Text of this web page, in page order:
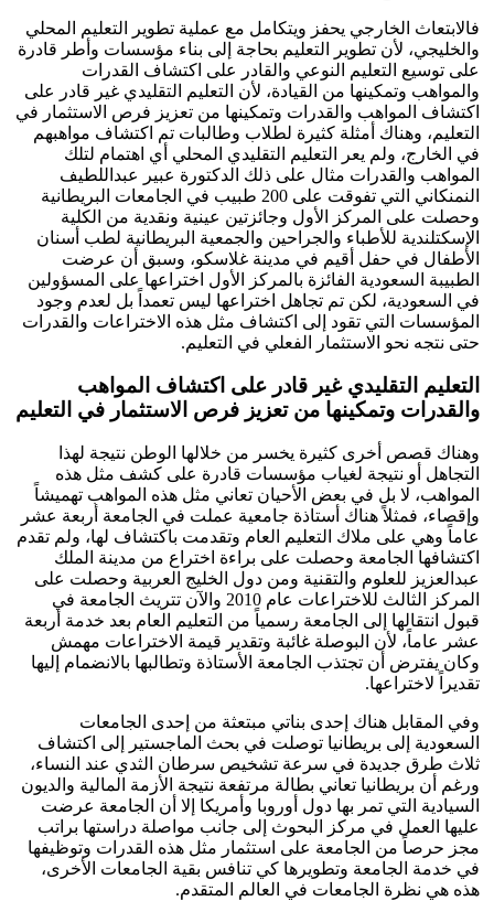
فالابتعاث الخارجي يحفز ويتكامل مع عملية تطوير التعليم المحلي
والخليجي، لأن تطوير التعليم بحاجة إلى بناء مؤسسات وأطر قادرة
على توسيع التعليم النوعي والقادر على اكتشاف القدرات
والمواهب وتمكينها من القيادة، لأن التعليم التقليدي غير قادر على
اكتشاف المواهب والقدرات وتمكينها من تعزيز فرص الاستثمار في
التعليم، وهناك أمثلة كثيرة لطلاب وطالبات تم اكتشاف مواهبهم
في الخارج، ولم يعر التعليم التقليدي المحلي أي اهتمام لتلك
المواهب والقدرات مثال على ذلك الدكتورة عبير عبداللطيف
النمنكاني التي تفوقت على 200 طبيب في الجامعات البريطانية
وحصلت على المركز الأول وجائزتين عينية ونقدية من الكلية
الإسكتلندية للأطباء والجراحين والجمعية البريطانية لطب أسنان
الأطفال في حفل أقيم في مدينة غلاسكو، وسبق أن عرضت
الطبيبة السعودية الفائزة بالمركز الأول اختراعها على المسؤولين
في السعودية، لكن تم تجاهل اختراعها ليس تعمداً بل لعدم وجود
المؤسسات التي تقود إلى اكتشاف مثل هذه الاختراعات والقدرات
حتى نتجه نحو الاستثمار الفعلي في التعليم.
التعليم التقليدي غير قادر على اكتشاف المواهب
والقدرات وتمكينها من تعزيز فرص الاستثمار في التعليم
وهناك قصص أخرى كثيرة يخسر من خلالها الوطن نتيجة لهذا
التجاهل أو نتيجة لغياب مؤسسات قادرة على كشف مثل هذه
المواهب، لا بل في بعض الأحيان تعاني مثل هذه المواهب تهميشاً
وإقصاء، فمثلاً هناك أستاذة جامعية عملت في الجامعة أربعة عشر
عاماً وهي على ملاك التعليم العام وتقدمت باكتشاف لها، ولم تقدم
اكتشافها الجامعة وحصلت على براءة اختراع من مدينة الملك
عبدالعزيز للعلوم والتقنية ومن دول الخليج العربية وحصلت على
المركز الثالث للاختراعات عام 2010 والآن تتريث الجامعة في
قبول انتقالها إلى الجامعة رسمياً من التعليم العام بعد خدمة أربعة
عشر عاماً، لأن البوصلة غائبة وتقدير قيمة الاختراعات مهمش
وكان يفترض أن تجتذب الجامعة الأستاذة وتطالبها بالانضمام إليها
تقديراً لاختراعها.
وفي المقابل هناك إحدى بناتي مبتعثة من إحدى الجامعات
السعودية إلى بريطانيا توصلت في بحث الماجستير إلى اكتشاف
ثلاث طرق جديدة في سرعة تشخيص سرطان الثدي عند النساء،
ورغم أن بريطانيا تعاني بطالة مرتفعة نتيجة الأزمة المالية والديون
السيادية التي تمر بها دول أوروبا وأمريكا إلا أن الجامعة عرضت
عليها العمل في مركز البحوث إلى جانب مواصلة دراستها براتب
مجز حرصاً من الجامعة على استثمار مثل هذه القدرات وتوظيفها
في خدمة الجامعة وتطويرها كي تنافس بقية الجامعات الأخرى،
هذه هي نظرة الجامعات في العالم المتقدم.